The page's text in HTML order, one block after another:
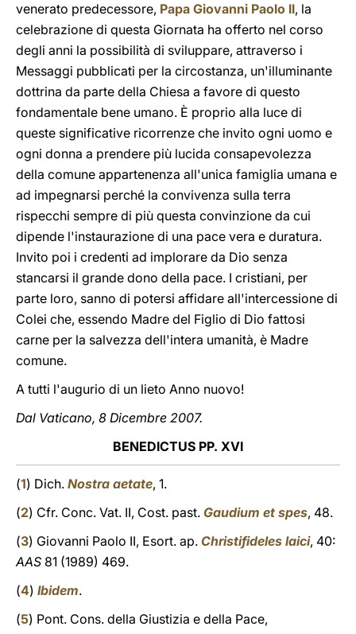
venerato predecessore, Papa Giovanni Paolo II, la
celebrazione di questa Giornata ha offerto nel corso
degli anni la possibilità di sviluppare, attraverso i
Messaggi pubblicati per la circostanza, un'illuminante
dottrina da parte della Chiesa a favore di questo
fondamentale bene umano. È proprio alla luce di
queste significative ricorrenze che invito ogni uomo e
ogni donna a prendere più lucida consapevolezza
della comune appartenenza all'unica famiglia umana e
ad impegnarsi perché la convivenza sulla terra
rispecchi sempre di più questa convinzione da cui
dipende l'instaurazione di una pace vera e duratura.
Invito poi i credenti ad implorare da Dio senza
stancarsi il grande dono della pace. I cristiani, per
parte loro, sanno di potersi affidare all'intercessione di
Colei che, essendo Madre del Figlio di Dio fattosi
carne per la salvezza dell'intera umanità, è Madre
comune.
A tutti l'augurio di un lieto Anno nuovo!
Dal Vaticano, 8 Dicembre 2007.
BENEDICTUS PP. XVI
(1) Dich. Nostra aetate, 1.
(2) Cfr. Conc. Vat. II, Cost. past. Gaudium et spes, 48.
(3) Giovanni Paolo II, Esort. ap. Christifideles laici, 40:
AAS 81 (1989) 469.
(4) Ibidem.
(5) Pont. Cons. della Giustizia e della Pace,